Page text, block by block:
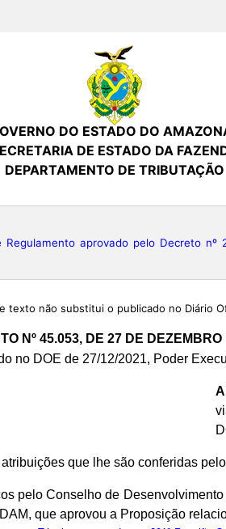
DO ESTADO DO
DE ESTADO DA
DEPARTAMENTO DE TRIBUTAÇÃO
Regulamento aprovado pelo Decreto
texto não substitui o publicado no Diário
Nº 45.053, DE 27 DE DEZEMBRO
no DOE de 27/12/2021, Poder
que lhe são conferidas
pelo Conselho de
que aprovou a Proposição